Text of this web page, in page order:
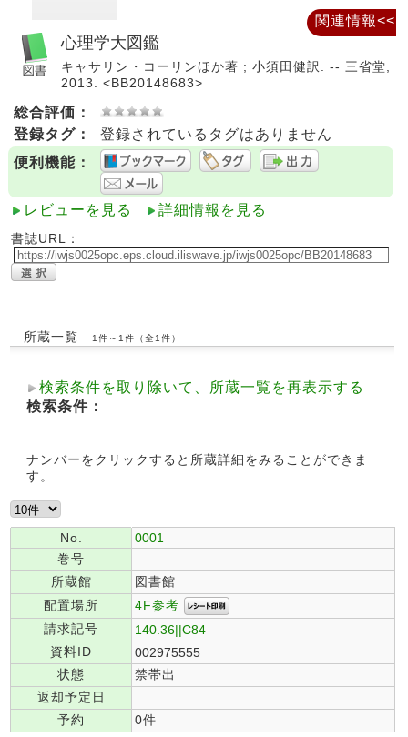
心理学大図鑑
キャサリン・コーリンほか著 ; 小須田健訳. -- 三省堂,
2013. <BB20148683>
総合評価：
登録タグ：
登録されているタグはありません
便利機能：
レビューを見る 詳細情報を見る
書誌URL：
所蔵一覧 1件～1件（全1件）
検索条件を取り除いて、所蔵一覧を再表示する
検索条件：
ナンバーをクリックすると所蔵詳細をみることができま
す。
No.
0001
巻号
所蔵館
図書館
配置場所
4F参考
請求記号
140.36||C84
資料ID
002975555
状態
禁帯出
返却予定日
予約
0件
関連情報<<